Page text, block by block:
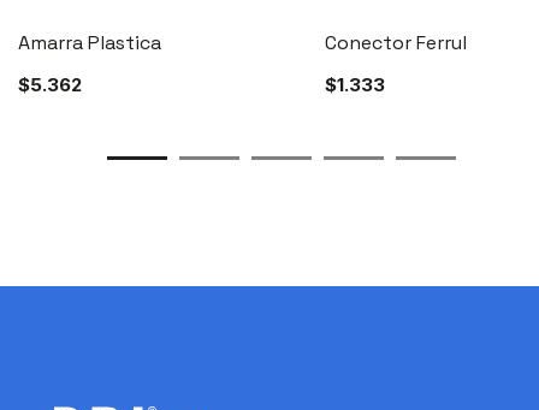
Amarra Plastica
$5.362
Conector Ferrul
$1.333